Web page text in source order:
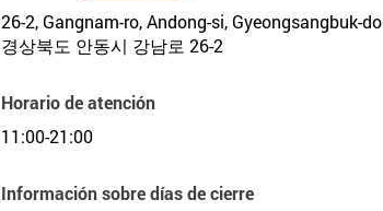
26-2, Gangnam-ro, Andong-si, Gyeongsangbuk-do
경상북도 안동시 강남로 26-2
Horario de atención
11:00-21:00
Información sobre días de cierre